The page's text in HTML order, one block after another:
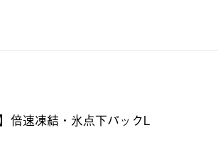
倍速凍結・氷点下パックL